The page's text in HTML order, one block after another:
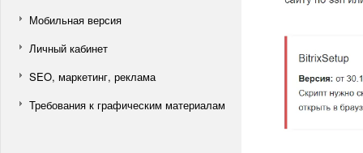
Мобильная версия
Личный кабинет
SEO, маркетинг, реклама
Требования к графическим материалам